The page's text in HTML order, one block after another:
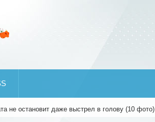
не остановит даже выстрел в голову (10 фото)